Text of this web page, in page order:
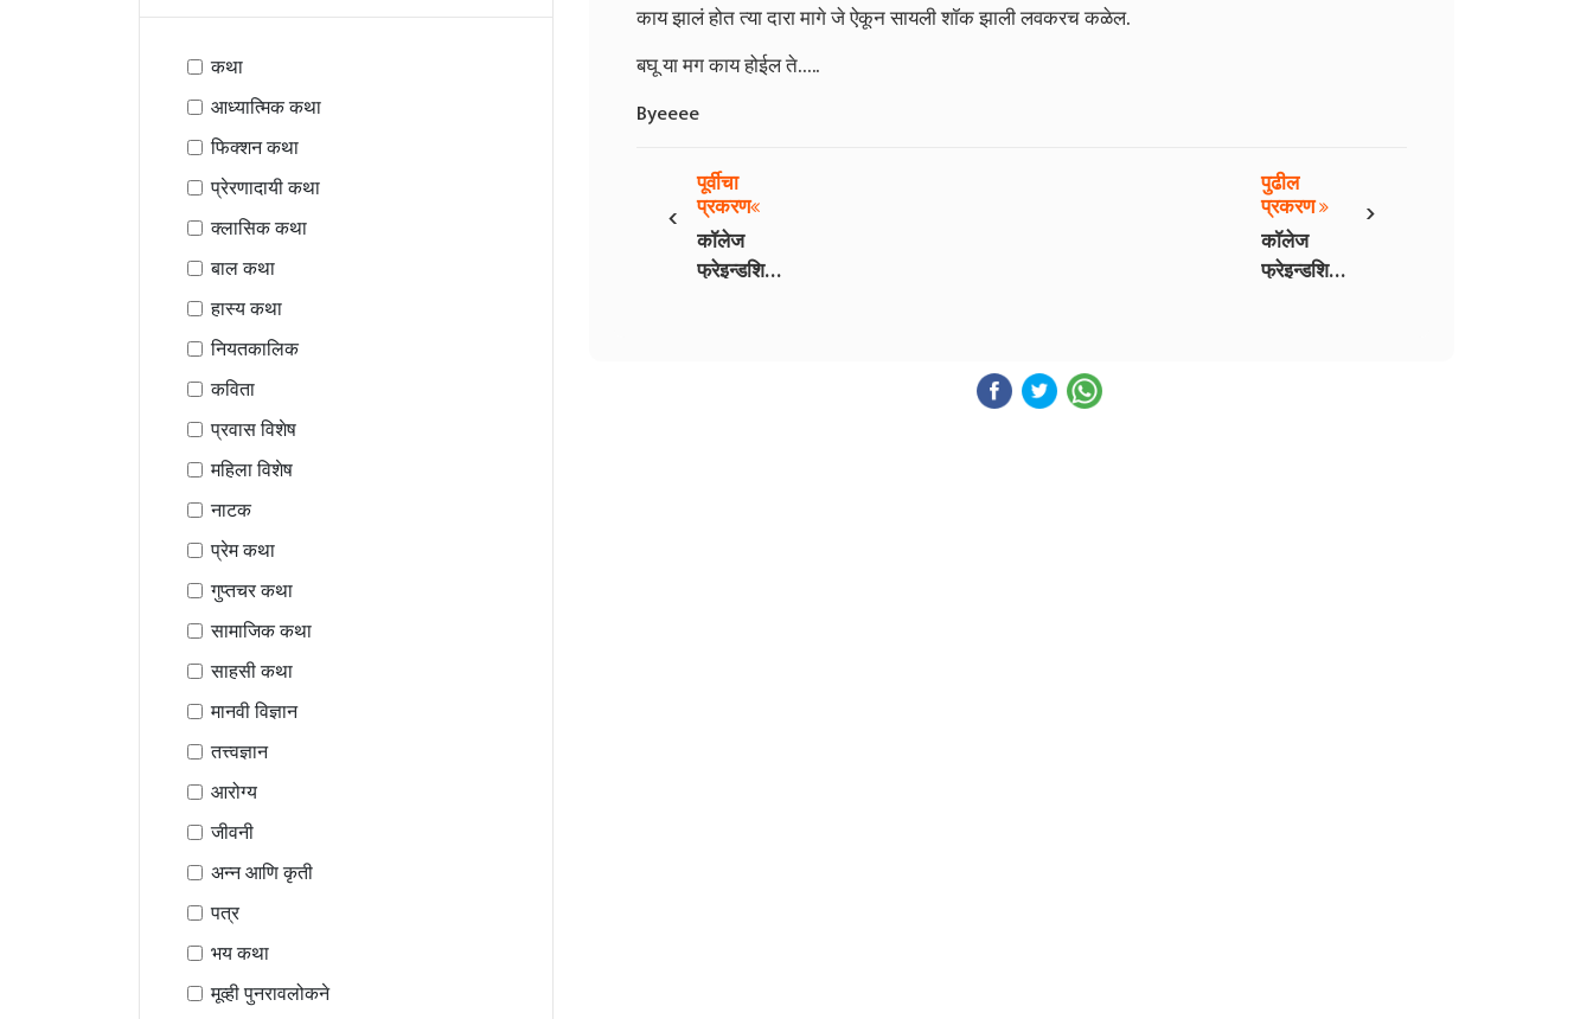
कथा
आध्यात्मिक कथा
फिक्शन कथा
प्रेरणादायी कथा
क्लासिक कथा
बाल कथा
हास्य कथा
नियतकालिक
कविता
प्रवास विशेष
महिला विशेष
नाटक
प्रेम कथा
गुप्तचर कथा
सामाजिक कथा
साहसी कथा
मानवी विज्ञान
तत्त्वज्ञान
आरोग्य
जीवनी
अन्न आणि कृती
पत्र
भय कथा
मूव्ही पुनरावलोकने
काय झालं होत त्या दारा मागे जे ऐकून सायली शॉक झाली लवकरच कळेल.
बघू या मग काय होईल ते…..
Byeeee
‹
पूर्वीचा
प्रकरण
कॉलेज
फ्रेइन्डशिप
›
पुढील
प्रकरण
कॉलेज
फ्रेइन्डशिप